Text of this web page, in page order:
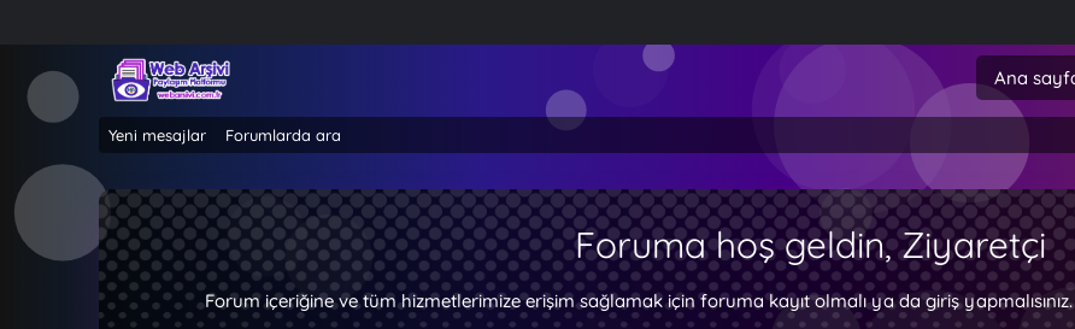
Ana
Yeni mesajlar Forumlarda ara
Foruma hoş geldin, Ziyaretçi
Forum içeriğine ve tüm hizmetlerimize erişim sağlamak için foruma kayıt olmalı ya da giriş